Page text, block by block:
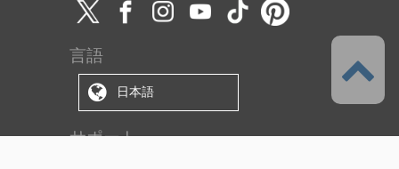
言語
日本語
サポート